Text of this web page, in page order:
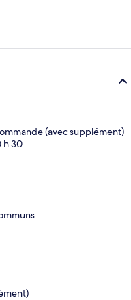
(avec supplément)
h 30